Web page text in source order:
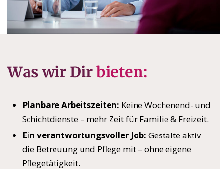
Was wir Dirbieten:
Planbare Arbeitszeiten: Keine Wochenend- und
Schichtdienste – mehr Zeit für Familie & Freizeit.
Ein verantwortungsvoller Job: Gestalte aktiv
die Betreuung und Pflege mit – ohne eigene
Pflegetätigkeit.